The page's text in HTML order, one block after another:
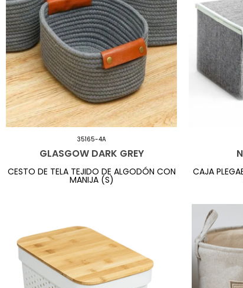
35165-4A
GLASGOW DARK GREY
CESTO DE TELA TEJIDO DE ALGODÓN CON
MANIJA (S)
CAJA